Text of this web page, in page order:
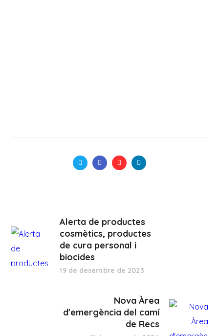
Alerta de productes
cosmètics, productes
de cura personal i
biocides
19 de desembre de 2023
Nova Àrea
d'emergència del camí
de Recs